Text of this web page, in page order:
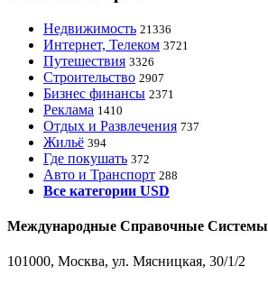
Недвижимость 21336
Интернет, Телеком 3721
Путешествия 3326
Строительство 2907
Бизнес финансы 2371
Реклама 1410
Отдых и Развлечения 737
Жильё 394
Где покушать 372
Авто и Транспорт 288
Все категории USD
Международные Справочные Системы
101000, Москва, ул. Мясницкая, 30/1/2